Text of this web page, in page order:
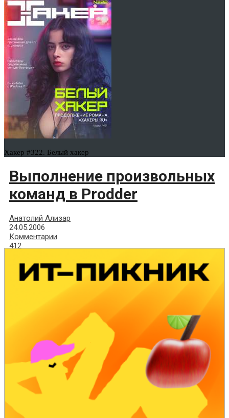
Хакер #322. Белый хакер
Выполнение произвольных
команд в Prodder
Анатолий Ализар
24.05.2006
Комментарии
412